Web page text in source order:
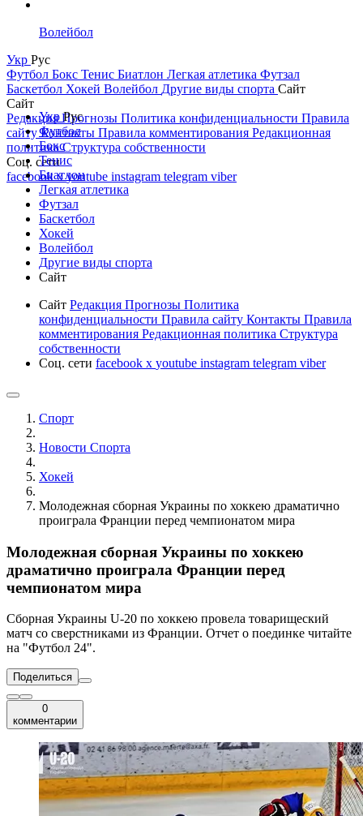
Волейбол
Укр Рус
Футбол Бокс Тенис Биатлон Легкая атлетика Футзал
Баскетбол Хокей Волейбол Другие виды спорта Сайт
Сайт
РедакцияПрогнозы Политика конфиденциальности Правила
сайтуКонтакты Правила комментирования Редакционная
политикаСтруктура собственности
Соц. сети
facebookxyoutube instagram telegram viber
УкрРус
Футбол
Бокс
Тенис
Биатлон
Легкая атлетика
Футзал
Баскетбол
Хокей
Волейбол
Другие виды спорта
Сайт
Сайт Редакция Прогнозы Политика
конфиденциальности Правила сайту Контакты Правила
комментирования Редакционная политика Структура
собственности
Соц. сети facebook x youtube instagram telegram viber
Спорт
Новости Cпорта
Хокей
Молодежная сборная Украины по хоккею драматично
проиграла Франции перед чемпионатом мира
Молодежная сборная Украины по хоккею
драматично проиграла Франции перед
чемпионатом мира
Сборная Украины U-20 по хоккею провела товарищеский
матч со сверстниками из Франции. Отчет о поединке читайте
на "Футбол 24".
Поделиться
0
комментарии